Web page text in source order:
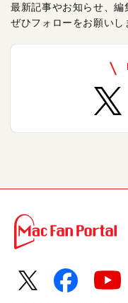
最新記事やお知らせ、編
ぜひフォローをお願いし